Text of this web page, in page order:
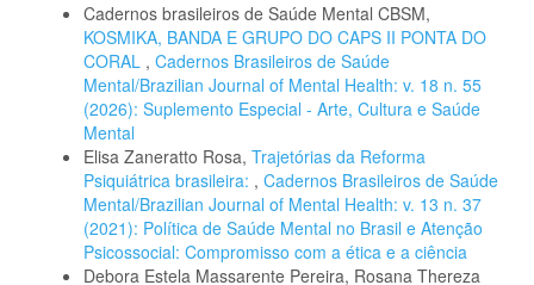
Cadernos brasileiros de Saúde Mental CBSM,
KOSMIKA, BANDA E GRUPO DO CAPS II PONTA DO
CORAL , Cadernos Brasileiros de Saúde
Mental/Brazilian Journal of Mental Health: v. 18 n. 55
(2026): Suplemento Especial - Arte, Cultura e Saúde
Mental
Elisa Zaneratto Rosa, Trajetórias da Reforma
Psiquiátrica brasileira: , Cadernos Brasileiros de Saúde
Mental/Brazilian Journal of Mental Health: v. 13 n. 37
(2021): Política de Saúde Mental no Brasil e Atenção
Psicossocial: Compromisso com a ética e a ciência
Debora Estela Massarente Pereira, Rosana Thereza